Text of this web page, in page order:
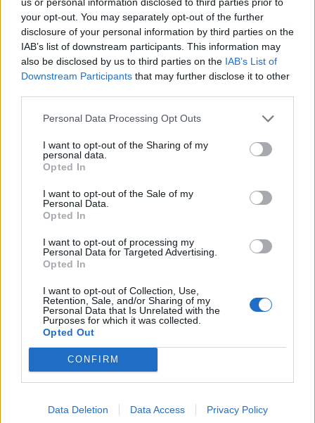
your opt-out. You may separately opt-out of the further
disclosure of your personal information by third parties on the
IAB’s list of downstream participants. This information may
also be disclosed by us to third parties on the IAB’s List of
Downstream Participants that may further disclose it to other
Personal Data Processing Opt Outs
I want to opt-out of the Sharing of my
personal data.
Opted In
I want to opt-out of the Sale of my
Personal Data.
Opted In
I want to opt-out of processing my
Personal Data for Targeted Advertising.
Opted In
I want to opt-out of Collection, Use,
Retention, Sale, and/or Sharing of my
Personal Data that Is Unrelated with the
Purposes for which it was collected.
Opted Out
CONFIRM
Data Deletion Data Access Privacy Policy
Έρευνα που εξηγεί: γιατί οι γυναίκες ουρλιάζουν κατά τη διάρκεια
γιορτών;
ΓΥΝΑΙΚΑ
ΕΡΕΥΝΕΣ ΣΕΞ
Related